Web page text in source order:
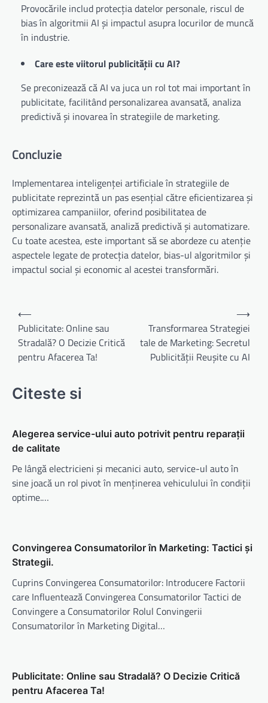
Provocările includ protecția datelor personale, riscul de
bias în algoritmii AI și impactul asupra locurilor de muncă
în industrie.
Care este viitorul publicității cu AI?
Se preconizează că AI va juca un rol tot mai important în
publicitate, facilitând personalizarea avansată, analiza
predictivă și inovarea în strategiile de marketing.
Concluzie
Implementarea inteligenței artificiale în strategiile de
publicitate reprezintă un pas esențial către eficientizarea și
optimizarea campaniilor, oferind posibilitatea de
personalizare avansată, analiză predictivă și automatizare.
Cu toate acestea, este important să se abordeze cu atenție
aspectele legate de protecția datelor, bias-ul algoritmilor și
impactul social și economic al acestei transformări.
Navigare
în
articole
⟵
Publicitate: Online sau
Stradală? O Decizie Critică
pentru Afacerea Ta!
Transformarea Strategiei
tale de Marketing: Secretul
Publicității Reușite cu AI
⟶
Citeste si
Alegerea service-ului auto potrivit pentru reparații
de calitate
Pe lângă electricieni și mecanici auto, service-ul auto în
sine joacă un rol pivot în menținerea vehiculului în condiții
optime.…
Convingerea Consumatorilor în Marketing: Tactici și
Strategii.
Cuprins Convingerea Consumatorilor: Introducere Factorii
care Influentează Convingerea Consumatorilor Tactici de
Convingere a Consumatorilor Rolul Convingerii
Consumatorilor în Marketing Digital…
Publicitate: Online sau Stradală? O Decizie Critică
pentru Afacerea Ta!